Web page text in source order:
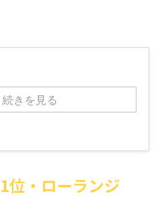
続きを見る
位・ローランジ